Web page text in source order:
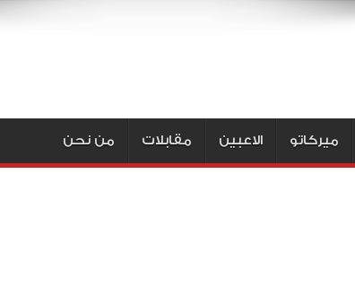
ميركاتو الاعبين مقابلات من نحن